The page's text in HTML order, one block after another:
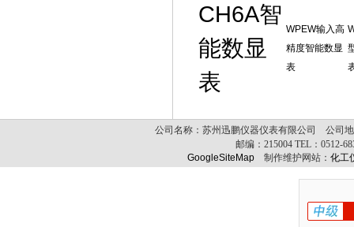
CH6A智
能数显
表
WPEW输入高
精度智能数显
表
公司名称：苏州迅鹏仪器仪表有限公司 公司
邮编： 215004 TEL： 0512-
GoogleSiteMap制作维护网站： 化工